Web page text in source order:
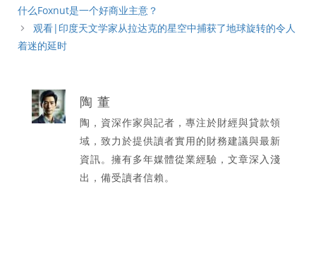
什么Foxnut是一个好商业主意？
观看|印度天文学家从拉达克的星空中捕获了地球旋转的令人
着迷的延时
陶 董
陶，資深作家與記者，專注於財經與貸款領
域，致力於提供讀者實用的財務建議與最新
資訊。擁有多年媒體從業經驗，文章深入淺
出，備受讀者信賴。